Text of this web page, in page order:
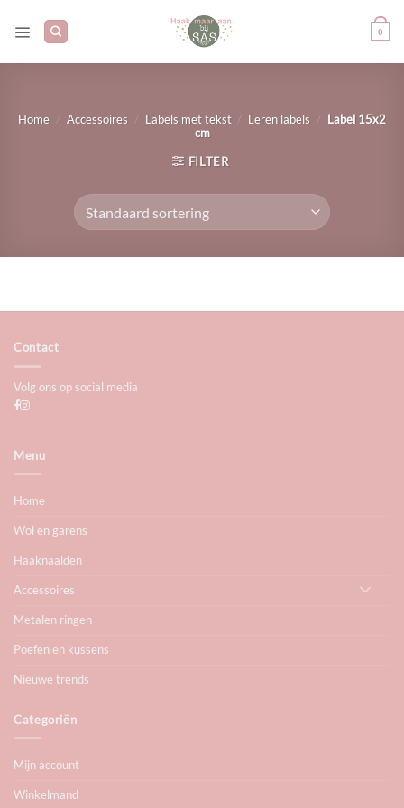
naar
0
Home / Accessoires / Labels met tekst / Leren labels /
Label 15x2
cm
FILTER
Contact
Volg ons op social media
Menu
Home
Wol en garens
Haaknaalden
Accessoires
Metalen ringen
Poefen en kussens
Nieuwe trends
Categoriën
Mijn account
Winkelmand